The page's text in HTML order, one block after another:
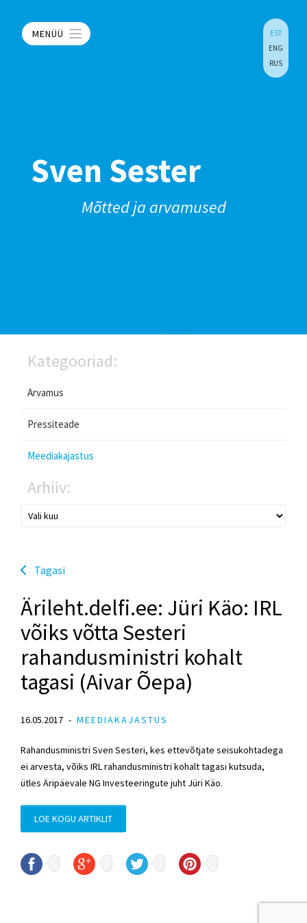
MENÜÜ
EST
ENG
RUS
Sven Sester
Mõtted ja arvamused
Kategooriad:
Arvamus
Pressiteade
Meediakajastus
Arhiiv:
Tagasi
Ärileht.delfi.ee: Jüri Käo: IRL
võiks võtta Sesteri
rahandusministri kohalt
tagasi (Aivar Õepa)
16.05.2017 MEEDIAKAJASTUS
Rahandusministri Sven Sesteri, kes ettevõtjate seisukohtadega
ei arvesta, võiks IRL rahandusministri kohalt tagasi kutsuda,
ütles Äripäevale NG Investeeringute juht Jüri Käo.
LOE KOGU ARTIKLIT